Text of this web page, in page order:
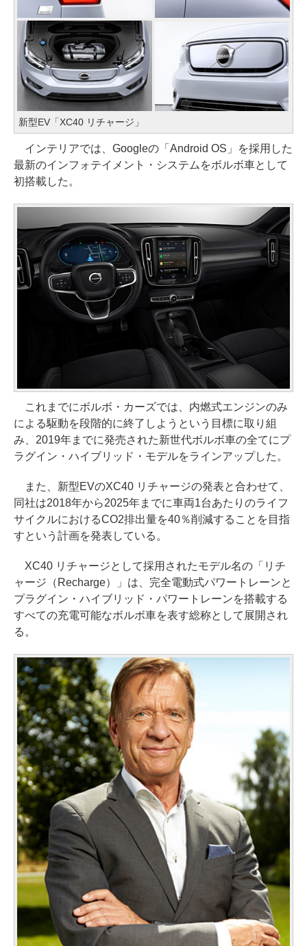
新型EV「XC40 リチャージ」
インテリアでは、Googleの「Android OS」を採用した
最新のインフォテイメント・システムをボルボ車として
初搭載した。
これまでにボルボ・カーズでは、内燃式エンジンのみ
による駆動を段階的に終了しようという目標に取り組
み、2019年までに発売された新世代ボルボ車の全てにプ
ラグイン・ハイブリッド・モデルをラインアップした。
また、新型EVのXC40 リチャージの発表と合わせて、
同社は2018年から2025年までに車両1台あたりのライフ
サイクルにおけるCO2排出量を40％削減することを目指
すという計画を発表している。
XC40 リチャージとして採用されたモデル名の「リチ
ャージ（Recharge）」は、完全電動式パワートレーンと
プラグイン・ハイブリッド・パワートレーンを搭載する
すべての充電可能なボルボ車を表す総称として展開され
る。